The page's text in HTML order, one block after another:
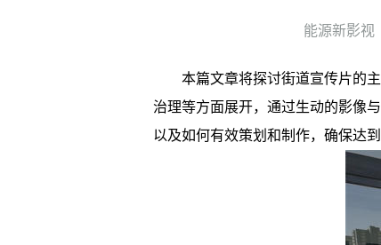
能源新影视
本篇文章将探讨街道宣传片的
治理等方面展开，通过生动的影像
以及如何有效策划和制作，确保达到